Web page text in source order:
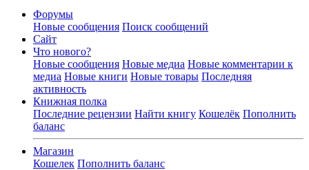
Форумы
Новые сообщения Поиск сообщений
Сайт
Что нового?
Новые сообщения Новые медиа Новые комментарии к
медиа Новые книги Новые товары Последняя
активность
Книжная полка
Последние рецензии Найти книгу Кошелёк Пополнить
баланс
Магазин
Кошелек Пополнить баланс